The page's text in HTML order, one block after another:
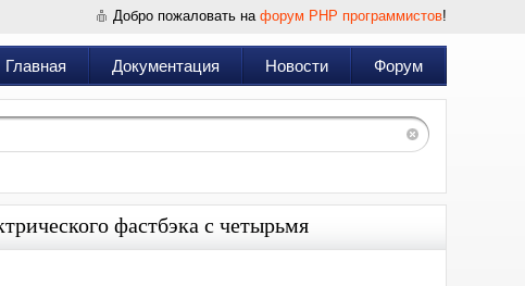
Добро пожаловать на форум PHP программистов!
Главная Документация Новости Форум
фастбэка с четырьмя